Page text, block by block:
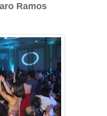
Ramos